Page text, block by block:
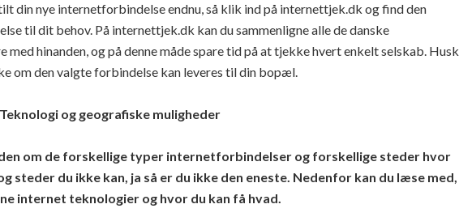
din nye internetforbindelse endnu, så klik ind på internettjek.dk og find den
til dit behov. På internettjek.dk kan du sammenligne alle de danske
med hinanden, og på denne måde spare tid på at tjekke hvert enkelt selskab. Husk
om den valgte forbindelse kan leveres til din bopæl.
og geografiske muligheder
om de forskellige typer internetforbindelser og forskellige steder hvor
steder du ikke kan, ja så er du ikke den eneste. Nedenfor kan du læse med,
internet teknologier og hvor du kan få hvad.